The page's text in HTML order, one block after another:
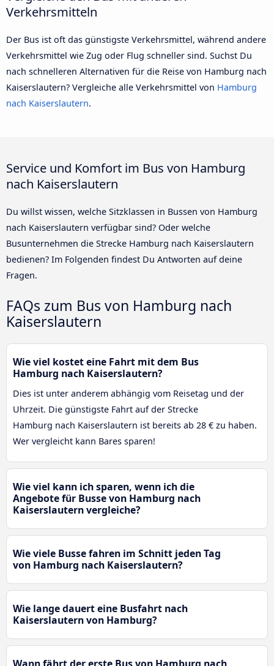
Verkehrsmitteln
Der Bus ist oft das günstigste Verkehrsmittel, während andere
Verkehrsmittel wie Zug oder Flug schneller sind. Suchst Du
nach schnelleren Alternativen für die Reise von Hamburg nach
Kaiserslautern? Vergleiche alle Verkehrsmittel von Hamburg
nach Kaiserslautern.
Service und Komfort im Bus von Hamburg
nach Kaiserslautern
Du willst wissen, welche Sitzklassen in Bussen von Hamburg
nach Kaiserslautern verfügbar sind? Oder welche
Busunternehmen die Strecke Hamburg nach Kaiserslautern
bedienen? Im Folgenden findest Du Antworten auf deine
Fragen.
FAQs zum Bus von Hamburg nach
Kaiserslautern
Wie viel kostet eine Fahrt mit dem Bus
Hamburg nach Kaiserslautern?
Dies ist unter anderem abhängig vom Reisetag und der
Uhrzeit. Die günstigste Fahrt auf der Strecke
Hamburg nach Kaiserslautern ist bereits ab 28 € zu haben.
Wer vergleicht kann Bares sparen!
Wie viel kann ich sparen, wenn ich die
Angebote für Busse von Hamburg nach
Kaiserslautern vergleiche?
Wie viele Busse fahren im Schnitt jeden Tag
von Hamburg nach Kaiserslautern?
Wie lange dauert eine Busfahrt nach
Kaiserslautern von Hamburg?